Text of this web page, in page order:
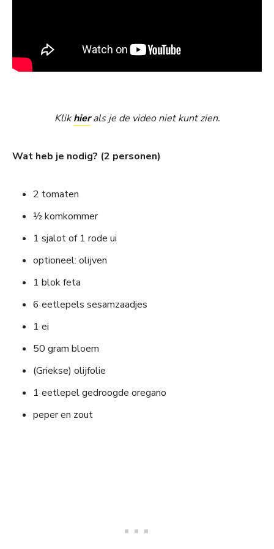
Klikhierals je de video niet kunt zien.
Wat heb je nodig? (2 personen)
2 tomaten
½ komkommer
1 sjalot of 1 rode ui
optioneel: olijven
1 blok feta
6 eetlepels sesamzaadjes
1 ei
50 gram bloem
(Griekse) olijfolie
1 eetlepel gedroogde oregano
peper en zout